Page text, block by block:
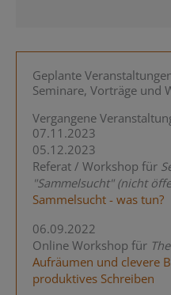
Geplante
Seminare, Vorträge und
Vergangene
07.11.2023
05.12.2023
Referat / Workshop für
"Sammelsucht" (nicht
Sammelsucht - was tun?
06.09.2022
Online Workshop für
Aufräumen und clevere
produktives Schreiben